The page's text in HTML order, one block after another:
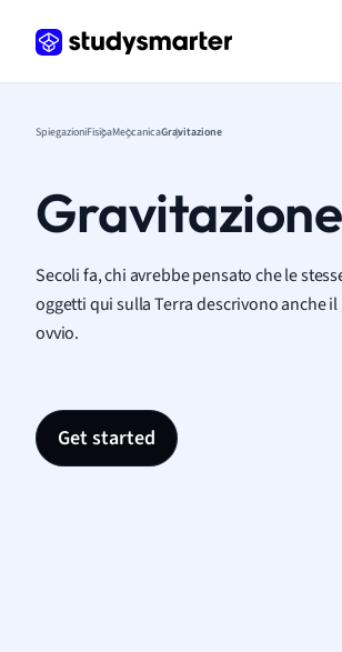
SpiegazioniFisicaMeccanicaGravitazione
Gravitazione
Secoli fa, chi avrebbe pensato che le
oggetti qui sulla Terra descrivono anche
ovvio.
Get started